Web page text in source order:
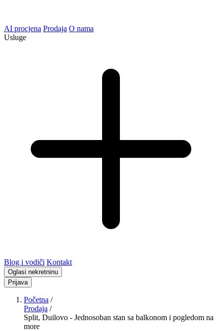
AI procjena Prodaja O nama
Usluge
Blog i vodiči Kontakt
Oglasi nekretninu
Prijava
Početna /
Prodaja /
Split, Duilovo - Jednosoban stan sa balkonom i pogledom na
more